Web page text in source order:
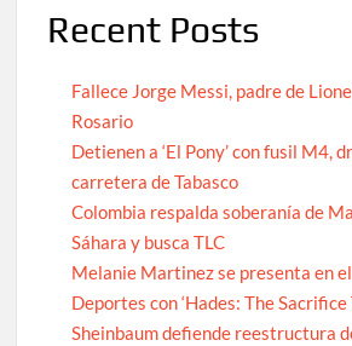
Recent Posts
Fallece Jorge Messi, padre de
Rosario
Detienen a ‘El Pony’ con fusil M4,
carretera de Tabasco
Colombia respalda soberanía de
Sáhara y busca TLC
Melanie Martinez se presenta en
Deportes con ‘Hades: The Sacrifice
Sheinbaum defiende reestructura